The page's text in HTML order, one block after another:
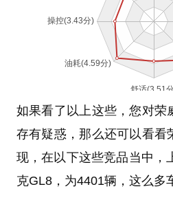
如果看了以上这些，您对荣
存有疑惑，那么还可以看看
现，在以下这些竞品当中，
克GL8，为4401辆，这么多